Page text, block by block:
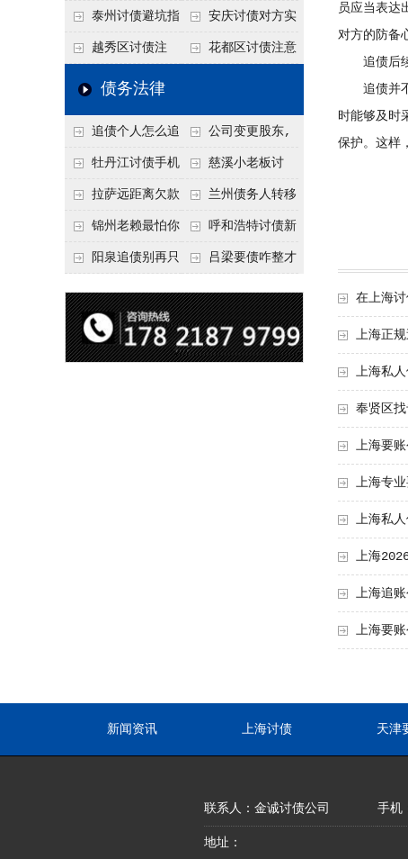
么方法要回来 么？2026年这两个关
键细节，做错就很难
泰州讨债避坑指
南：2026年这2个细
节不注意，钱很难要
安庆讨债对方实
在没钱咋办？
越秀区讨债注
意！没有借条只有微
把钱要回来
花都区讨债注意
节点”催收最有效
债务法律
追债个人怎么追
回呢？2026年最新绝
招选择！
公司变更股东,
变更前的债权债务谁
承担
牡丹江讨债手机
搞定：2026年线上立
案追债全流程，足不
出户
慈溪小老板讨
债，2026年这2个本
地行业协会出面，比
法院传票快
拉萨远距离欠款
对方在牧区联系不
上，2026年委托当地
兰州债务人转移
财产后申请破产，20
26年破产程序里还能
锦州老赖最怕你
懂这1条，2026
罪”详解，能判刑
呼和浩特讨债新
招：2026年用“律师
成本低见效快
阳泉追债别再只
类隐形财产（公积
金、保单）也能执行
吕梁要债咋整才
调解渠道，比找公司
强
员应当表达
对方的防备
追债后
追债并不
时能够及时
保护。这样
在上海
上海正
上海私
奉贤区
上海要
上海专
上海私
上海
上海追
上海要
新闻资讯 上海讨债 天津
联系人：金诚讨债公司 手机
地址：